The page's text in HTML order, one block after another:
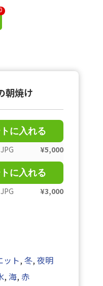
朝焼け
に入れる
¥5,000
に入れる
¥3,000
ット,冬,夜明
,海, 赤